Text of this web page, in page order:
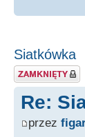
Siatkówka
Zablokowany temat
Re:
przez